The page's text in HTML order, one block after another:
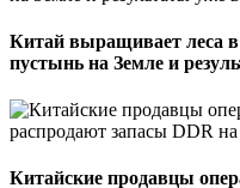
Китай выращивает леса
пустынь на Земле и
Китайские продавцы